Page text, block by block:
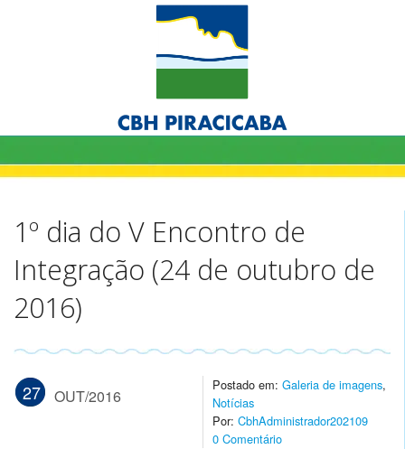
1º dia do V Encontro de
Integração (24 de outubro de
2016)
27 OUT/2016
Postado em: Galeria de imagens,
Notícias
Por: CbhAdministrador202109
0 Comentário